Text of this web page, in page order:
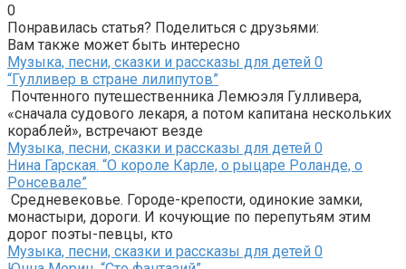
0
Понравилась статья? Поделиться с друзьями:
Вам также может быть интересно
Музыка, песни, сказки и рассказы для детей 0
“Гулливер в стране лилипутов”
Почтенного путешественника Лемюэля Гулливера,
«сначала судового лекаря, а потом капитана нескольких
кораблей», встречают везде
Музыка, песни, сказки и рассказы для детей 0
Нина Гарская. “О короле Карле, о рыцаре Роланде, о
Ронсевале”
Средневековье. Городе-крепости, одинокие замки,
монастыри, дороги. И кочующие по перепутьям этим
дорог поэты-певцы, кто
Музыка, песни, сказки и рассказы для детей 0